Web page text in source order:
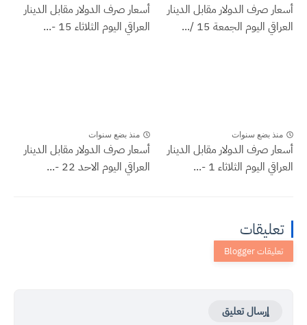
أسعار صرف الدولار مقابل الدينار
العراقي اليوم الجمعة 15 /...
أسعار صرف الدولار مقابل الدينار
العراقي اليوم الثلاثاء 15 -...
منذ بضع سنوات
أسعار صرف الدولار مقابل الدينار
العراقي اليوم الثلاثاء 1 -...
منذ بضع سنوات
أسعار صرف الدولار مقابل الدينار
العراقي اليوم الاحد 22 -...
تعليقات
إرسال تعليق